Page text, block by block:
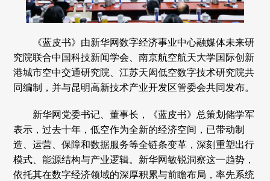
《蓝皮书》由新华网数字经济事业中心融媒体未来研
究院联合中国科技新闻学会、南京航空航天大学国际创新
港城市空中交通研究院、江苏天闳低空数字技术研究院共
同编制，并与昆明高新技术产业开发区管委会共同发布。
新华网党委书记、董事长，《蓝皮书》总策划储学军
表示，过去十年，低空作为全新的经济空间，已带动制
造、运营、保障和数据服务等全链条变革，深刻重塑出行
模式、能源结构与产业逻辑。新华网敏锐洞察这一趋势，
依托其在数字经济领域的深厚积累与前瞻布局，率先系统